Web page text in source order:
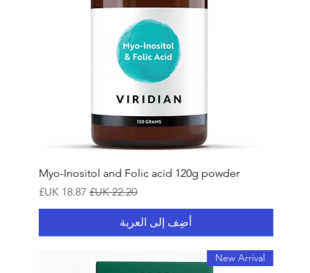
Myo-Inositol and Folic acid 120g powder
سعر عادي سعر البيع
أضِف إلى العربة
New Arrival